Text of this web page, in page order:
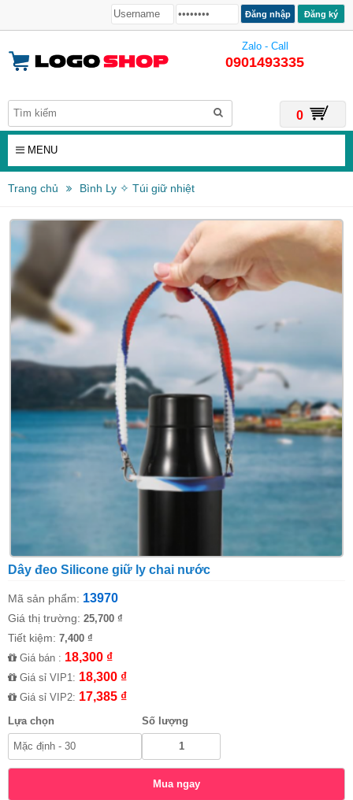
Đăng ký
Zalo - Call
0901493335
0
MENU
Trang chủ Bình Ly ✧ Túi giữ nhiệt
Dây đeo Silicone giữ ly chai nước
Mã sản phẩm: 13970
Giá thị trường: 25,700 ₫
Tiết kiệm: 7,400 ₫
Giá bán : 18,300 ₫
Giá sỉ VIP1: 18,300 ₫
Giá sỉ VIP2: 17,385 ₫
Lựa chọn Số lượng